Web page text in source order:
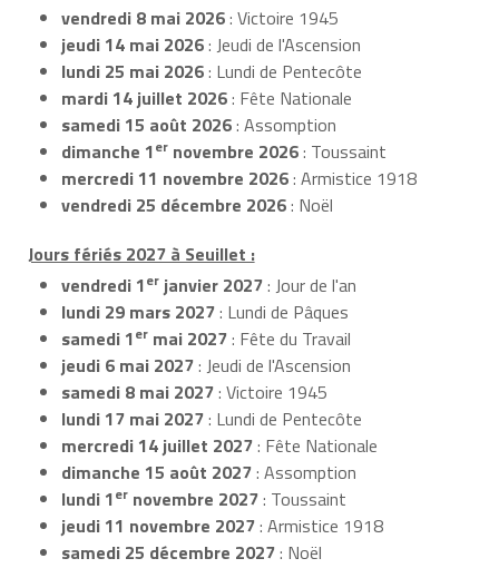
vendredi 8 mai 2026: Victoire 1945
jeudi 14 mai 2026: Jeudi de l'Ascension
lundi 25 mai 2026: Lundi de Pentecôte
mardi 14 juillet 2026: Fête Nationale
samedi 15 août 2026: Assomption
dimanche 1er novembre 2026: Toussaint
mercredi 11 novembre 2026: Armistice 1918
vendredi 25 décembre 2026: Noël
Jours fériés 2027 à Seuillet :
vendredi 1er janvier 2027: Jour de l'an
lundi 29 mars 2027: Lundi de Pâques
samedi 1er mai 2027: Fête du Travail
jeudi 6 mai 2027: Jeudi de l'Ascension
samedi 8 mai 2027: Victoire 1945
lundi 17 mai 2027: Lundi de Pentecôte
mercredi 14 juillet 2027: Fête Nationale
dimanche 15 août 2027: Assomption
lundi 1er novembre 2027: Toussaint
jeudi 11 novembre 2027: Armistice 1918
samedi 25 décembre 2027: Noël